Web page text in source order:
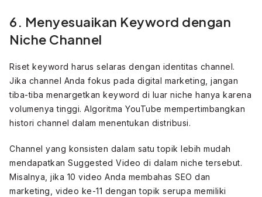
6. Menyesuaikan Keyword dengan
Niche Channel
Riset keyword harus selaras dengan identitas channel.
Jika channel Anda fokus pada digital marketing, jangan
tiba-tiba menargetkan keyword di luar niche hanya karena
volumenya tinggi. Algoritma YouTube mempertimbangkan
histori channel dalam menentukan distribusi.
Channel yang konsisten dalam satu topik lebih mudah
mendapatkan Suggested Video di dalam niche tersebut.
Misalnya, jika 10 video Anda membahas SEO dan
marketing, video ke-11 dengan topik serupa memiliki